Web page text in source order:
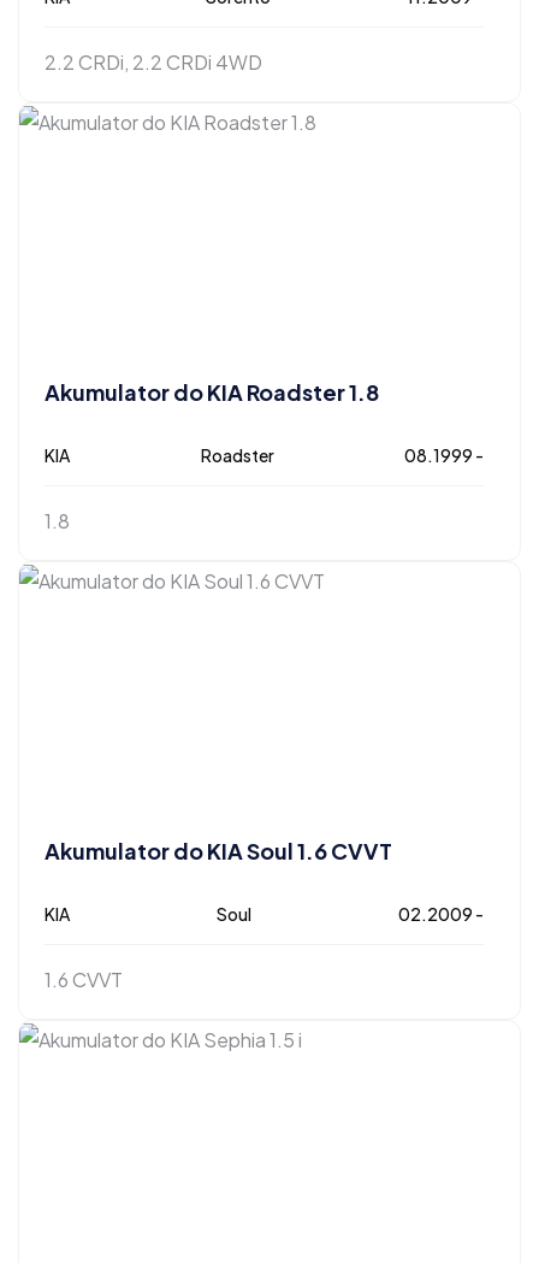
2.2 CRDi, 2.2 CRDi 4WD
Akumulator do KIA Roadster 1.8
KIA Roadster 08.1999 -
1.8
Akumulator do KIA Soul 1.6 CVVT
KIA Soul 02.2009 -
1.6 CVVT